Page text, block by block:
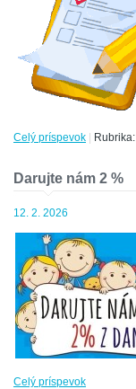
Celý príspevok | Rubrika:
Darujte nám 2 %
12. 2. 2026
Celý príspevok